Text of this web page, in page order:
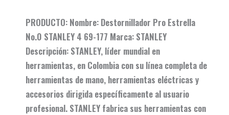
PRODUCTO: Nombre: Destornillador Pro Estrella
No.0 STANLEY 4 69-177 Marca: STANLEY
Descripción: STANLEY, líder mundial en
herramientas, en Colombia con su línea completa de
herramientas de mano, herramientas eléctricas y
accesorios dirigida específicamente al usuario
profesional. STANLEY fabrica sus herramientas con